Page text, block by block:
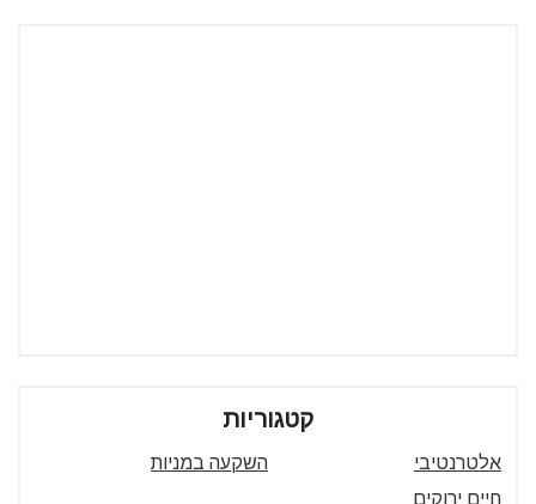
קטגוריות
אלטרנטיבי
השקעה במניות
חיים ירוקים